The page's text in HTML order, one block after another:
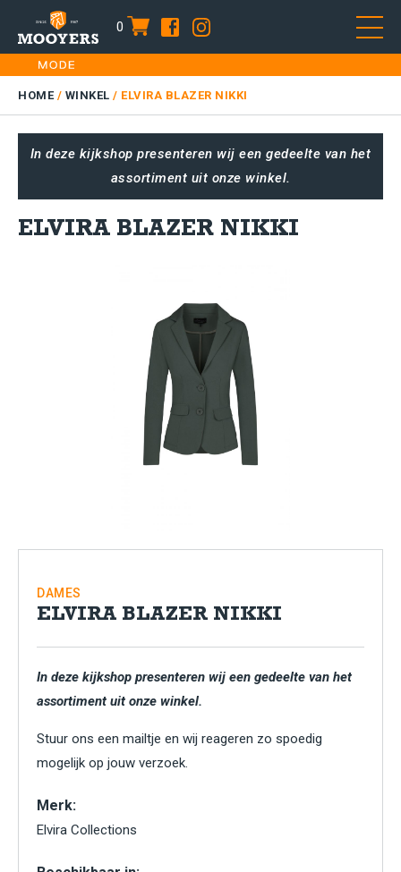
0 item
Skip
to
content
HOME
DAMES
KIDS
PLUS SIZE
HOME/ WINKEL / ELVIRA BLAZER NIKKI
In deze kijkshop presenteren wij een gedeelte van het
assortiment uit onze winkel.
ELVIRA BLAZER NIKKI
DAMES
ELVIRA BLAZER NIKKI
In deze kijkshop presenteren wij een gedeelte van het
assortiment uit onze winkel.
Stuur ons een mailtje en wij reageren zo spoedig
mogelijk op jouw verzoek.
Merk:
Elvira Collections